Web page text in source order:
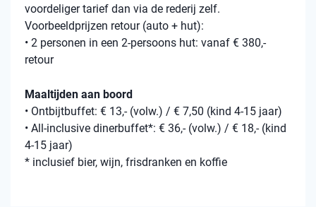
voordeliger tarief dan via de rederij zelf.
Voorbeeldprijzen retour (auto + hut):
• 2 personen in een 2-persoons hut: vanaf € 380,-
retour
Maaltijden aan boord
• Ontbijtbuffet: € 13,- (volw.) / € 7,50 (kind 4-15 jaar)
• All-inclusive dinerbuffet*: € 36,- (volw.) / € 18,- (kind
4-15 jaar)
* inclusief bier, wijn, frisdranken en koffie